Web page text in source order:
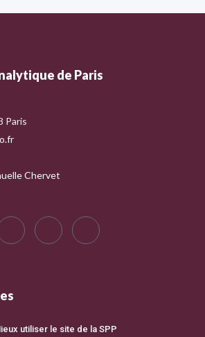
de Paris
Paris
Chervet
utiliser le site de la SPP